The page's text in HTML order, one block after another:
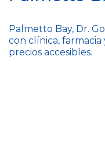
Palmetto Bay, Dr.
con clínica,
precios accesibles.